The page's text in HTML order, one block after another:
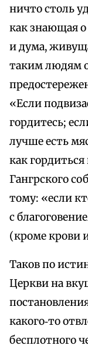
ничто столь
как знающая о
и дума,
таким людям
«Если
гордитесь;
лучше есть
как
Гангрского
тому: «если
с
(кроме крови
Таков по
Церкви на
какого‑то
бесплотного